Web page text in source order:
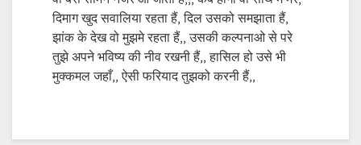
दिमाग खुद सवालिया रहता हैं, दिल उसको समझाता हैं,
झांक के देख वो मुझमे रहता हैं,, उसकी कल्पनाओ से परे
तुझे अपने भविष्य की नीव रखनी हैं,, हासिल हो उसे भी
मुक्कमल जहाँ,, ऐसी फरियाद तुझको करनी हैं,,